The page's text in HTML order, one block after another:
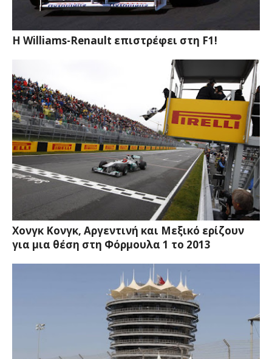
Η Williams-Renault επιστρέφει στη F1!
Χονγκ Κονγκ, Αργεντινή και Μεξικό ερίζουν
για μια θέση στη Φόρμουλα 1 το 2013